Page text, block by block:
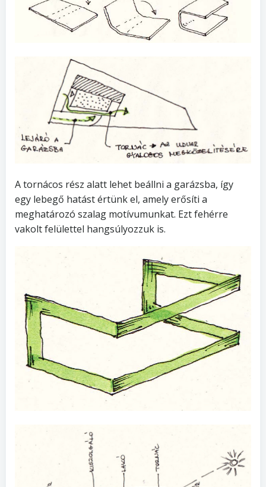
A tornácos rész alatt lehet beállni a garázsba, így
egy lebegő hatást értünk el, amely erősíti a
meghatározó szalag motívumunkat. Ezt fehérre
vakolt felülettel hangsúlyozzuk is.